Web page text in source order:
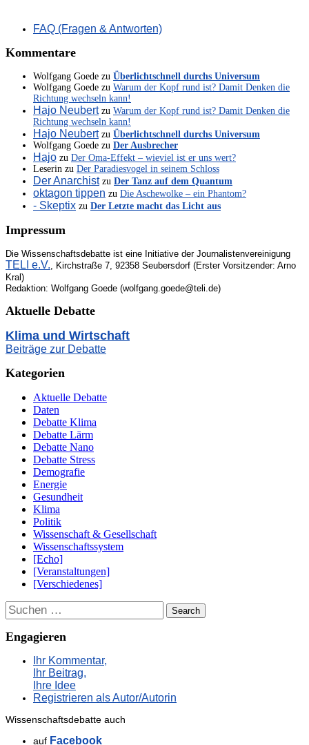
FAQ (Fragen & Antworten)
Kommentare
Wolfgang Goede zu Überlichtschnell durchs Universum
Wolfgang Goede zu Warum der Kopf rund ist? Damit Denken die
Richtung wechseln kann!
Hajo Neubertzu Warum der Kopf rund ist? Damit Denken die
Richtung wechseln kann!
Hajo Neubertzu Überlichtschnell durchs Universum
Wolfgang Goede zu Der Ausbrecher
Hajo zu Der Oma-Effekt – wieviel ist er uns wert?
Leserin zu Der Paradiesvogel in seinem Schloss
Der Anarchistzu Der Tanz auf dem Quantum
oktagon tippen zu Die Aschewolke – ein Phantom?
- Skeptix zu Der Letzte macht das Licht aus
Impressum
Die Wissenschaftsdebatte ist eine Initiative der Journalistenvereinigung
TELI e.V., Kirchstraße 7, 92358 Seubersdorf (Erster Vorsitzender: Arno
Kral)
Redaktion: Wolfgang Goede (wolfgang.goede@teli.de)
Aktuelle Debatte
Klima und Wirtschaft
Beiträge zur Debatte
Kategorien
Aktuelle Debatte
Daten
Debatte Klima
Debatte Lärm
Debatte Nano
Debatte Stress
Demografie
Energie
Gesundheit
Klima
Politik
Wissenschaft & Gesellschaft
Wissenschaftssystem
[Echo]
[Veranstaltungen]
[Verschiedenes]
Suchen
Engagieren
Ihr Kommentar,
Ihr Beitrag,
Ihre Idee
Registrieren als Autor/Autorin
Wissenschaftsdebatte auch
auf Facebook